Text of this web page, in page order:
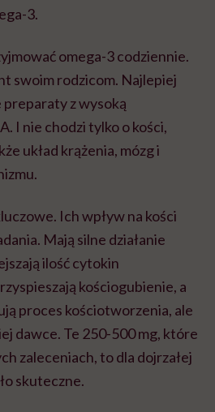
3.
omega-3 codziennie.
swoim rodzicom. Najlepiej
z wysoką
I nie chodzi tylko o kości,
układ krążenia, mózg i
Ich wpływ na kości
Mają silne działanie
ilość cytokin
kościogubienie, a
proces kościotworzenia, ale
dawce. Te 250-500 mg, które
zaleceniach, to dla dojrzałej
skuteczne.